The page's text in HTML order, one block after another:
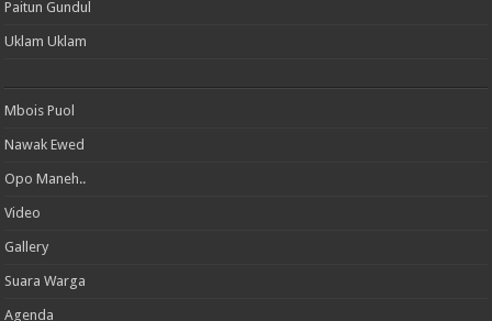
Paitun Gundul
Uklam Uklam
Mbois Puol
Nawak Ewed
Opo Maneh..
Video
Gallery
Suara Warga
Agenda